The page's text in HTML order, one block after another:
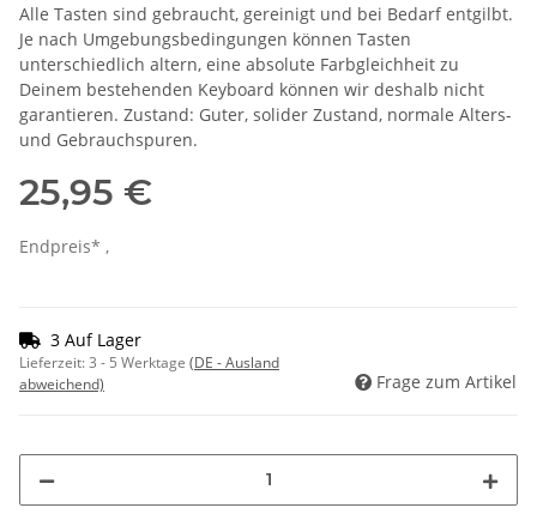
Alle Tasten sind gebraucht, gereinigt und bei Bedarf entgilbt.
Je nach Umgebungsbedingungen können Tasten
unterschiedlich altern, eine absolute Farbgleichheit zu
Deinem bestehenden Keyboard können wir deshalb nicht
garantieren. Zustand: Guter, solider Zustand, normale Alters-
und Gebrauchspuren.
25,95 €
Endpreis* ,
3 Auf Lager
Lieferzeit:3 - 5 Werktage (DE - Ausland
abweichend)
Frage zum Artikel